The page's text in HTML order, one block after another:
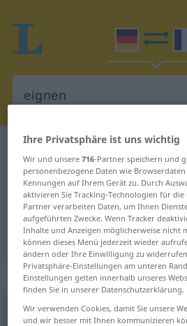
Deutsch-Französisch
Deutsch-Französisch
für "eignen"
"eignen"
„eignen“:
eignen [ˈaɪgnən]v/t
Ihre Privatsphäre ist uns wichtig
Wir und unsere716-Partner speichern und
personenbezogene Daten wie
Kennungen auf Ihrem Gerät zu. Durch
aktivieren Sie Tracking-Technologien für
Partner verarbeiten Daten, um Ihnen
aufgeführten Zwecke. Wenn Tracker
Inhalte und Anzeigen möglicherweise nicht
können dieses Menü jederzeit wieder
ändern oder Ihre Einwilligung zu
Privatsphäre-Einstellungen am unteren
Einstellungen gelten innerhalb unseres
finden Sie in unserer Datenschutzerklärung.
Wir verwenden Cookies, damit Sie unsere
und wir besser mit Ihnen kommunizieren